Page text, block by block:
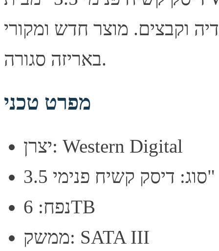
וקבצים. מוצר חדש ומקורי
באריזה סגורה.
מפרט טכני
יצרן: Western Digital
סוג: דיסק קשיח פנימי 3.5"
נפח: 6TB
ממשק: SATA III